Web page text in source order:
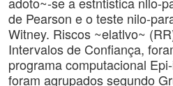
de Pearson e o teste nilo-
Witney. Riscos ~elatlvo~
Intervalos de Confiança,
programa computacional
foram agrupados segundo